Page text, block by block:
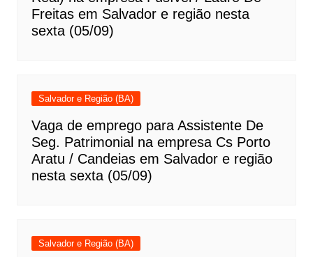
Freitas em Salvador e região nesta
sexta (05/09)
Salvador e Região (BA)
Vaga de emprego para Assistente De
Seg. Patrimonial na empresa Cs Porto
Aratu / Candeias em Salvador e região
nesta sexta (05/09)
Salvador e Região (BA)